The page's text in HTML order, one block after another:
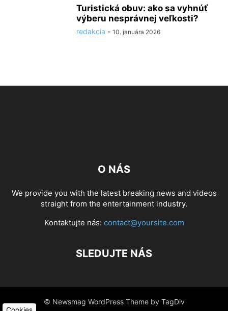
Turistická obuv: ako sa vyhnúť
výberu nesprávnej veľkosti?
redakcia - 10. januára 2026
O NÁS
We provide you with the latest breaking news and videos
straight from the entertainment industry.
Kontaktujte nás: contact@yoursite.com
SLEDUJTE NÁS
© Newsmag WordPress Theme by TagDiv